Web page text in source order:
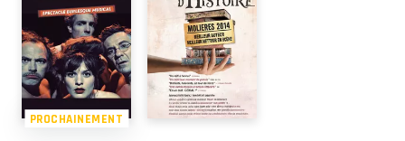
PROCHAINEMENT